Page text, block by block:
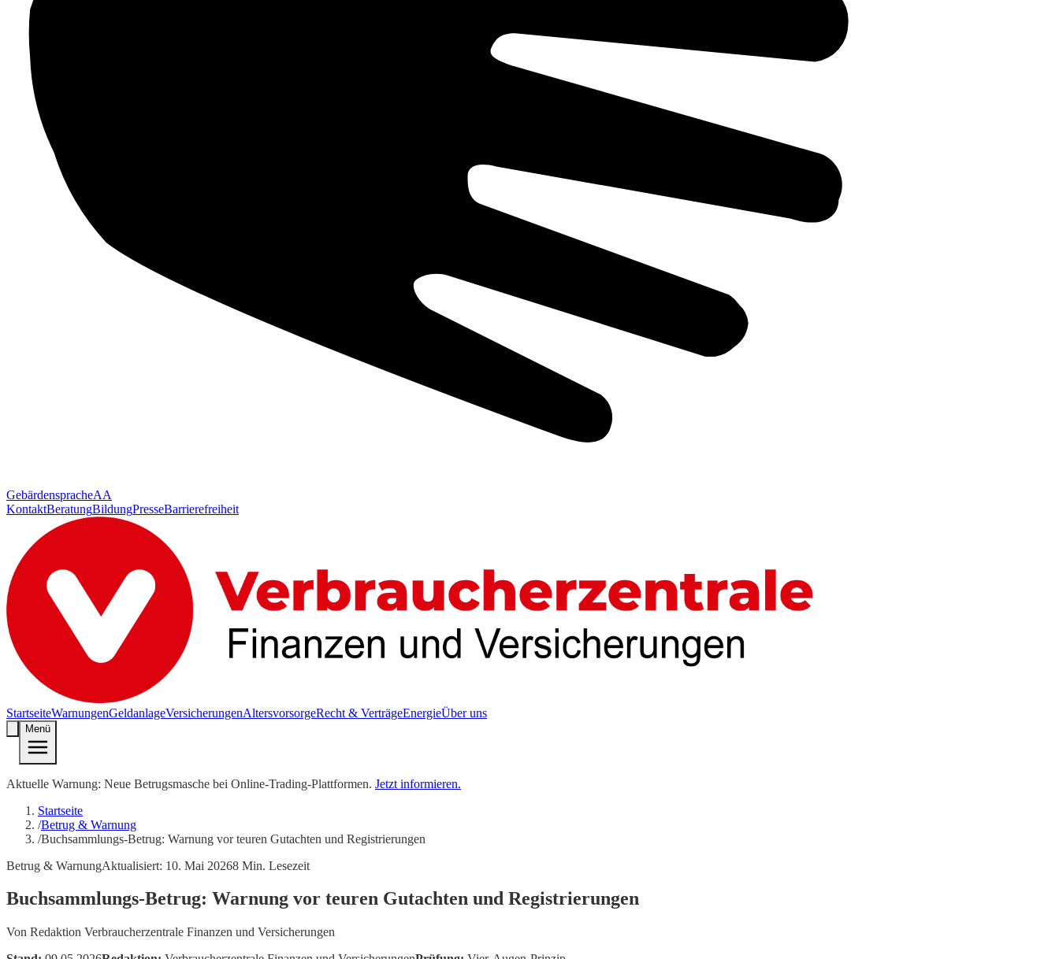
GebärdenspracheAA
KontaktBeratungBildungPresseBarrierefreiheit
StartseiteWarnungenGeldanlageVersicherungenAltersvorsorgeRecht & VerträgeEnergieÜber uns
Menü
Aktuelle Warnung: Neue Betrugsmasche bei Online-Trading-Plattformen. Jetzt informieren.
Startseite
/Betrug & Warnung
/Buchsammlungs-Betrug: Warnung vor teuren Gutachten und Registrierungen
Betrug & WarnungAktualisiert: 10. Mai 20268 Min. Lesezeit
Buchsammlungs-Betrug: Warnung vor teuren Gutachten und Registrierungen
Von Redaktion Verbraucherzentrale Finanzen und Versicherungen